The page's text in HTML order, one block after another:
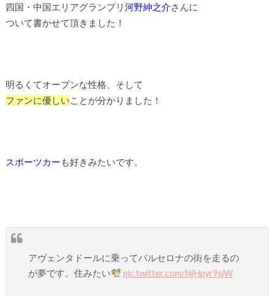
四国・中国エリアグランプリ 河野紳之介さんに
ついて書かせて頂きました！
明るくてオープンな性格、そして
ファンに優しいことが分かりました！
スポーツカー も好きみたいです。
アヴェンタドールに乗ってバルセロナの街を走るの
が夢です。住みたい
pic.twitter.com/NjHpyr9sjW